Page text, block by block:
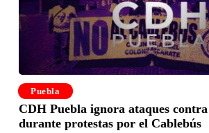
Puebla
CDH Puebla ignora ataques
durante protestas por el Cablebús